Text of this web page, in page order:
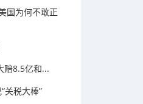
国为何不敢正
赔8.5亿和...
关税大棒”